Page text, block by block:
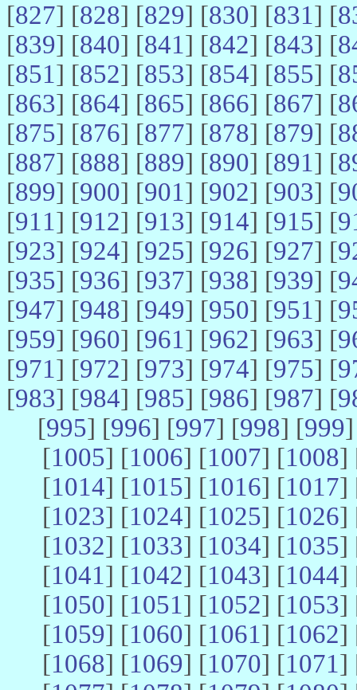
[827] [828] [829] [830] [831] [
[839] [840] [841] [842] [843] [
[851] [852] [853] [854] [855] [
[863] [864] [865] [866] [867] [
[875] [876] [877] [878] [879] [
[887] [888] [889] [890] [891] [
[899] [900] [901] [902] [903] [
[911] [912] [913] [914] [915] [
[923] [924] [925] [926] [927] [
[935] [936] [937] [938] [939] [
[947] [948] [949] [950] [951] [
[959] [960] [961] [962] [963] [
[971] [972] [973] [974] [975] [
[983] [984] [985] [986] [987] [
[995] [996] [997] [998] [999
[1005] [1006] [1007] [1008]
[1014] [1015] [1016] [1017]
[1023] [1024] [1025] [1026]
[1032] [1033] [1034] [1035]
[1041] [1042] [1043] [1044]
[1050] [1051] [1052] [1053]
[1059] [1060] [1061] [1062]
[1068] [1069] [1070] [1071]